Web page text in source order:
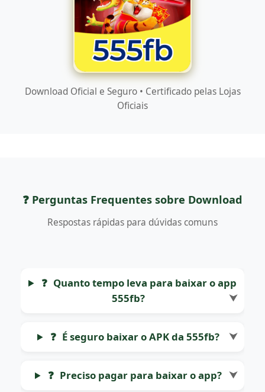
Download Oficial e Seguro • Certificado pelas Lojas
Oficiais
❓ Perguntas Frequentes sobre Download
Respostas rápidas para dúvidas comuns
❓ Quanto tempo leva para baixar o app
555fb?
⮟
❓ É seguro baixar o APK da 555fb? ⮟
❓ Preciso pagar para baixar o app? ⮟